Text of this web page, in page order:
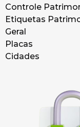
Controle
Etiquetas
Geral
Placas
Cidades